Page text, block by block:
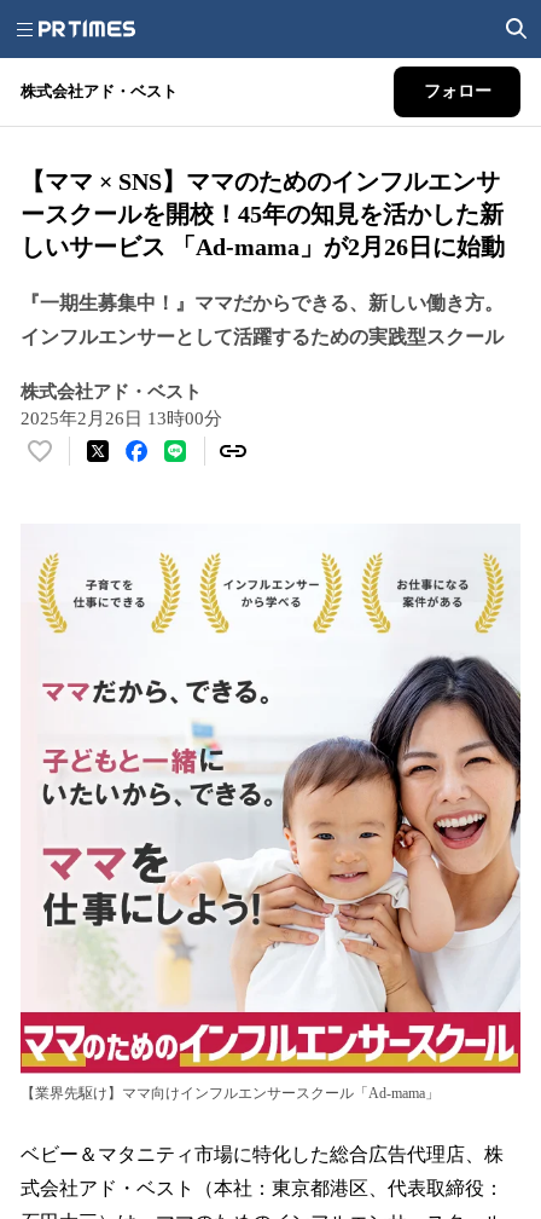
株式会社アド・ベスト フォロー
【ママ × SNS】ママのためのインフルエンサ
ースクールを開校！45年の知見を活かした新
しいサービス 「Ad-mama」が2月26日に始動
『一期生募集中！』ママだからできる、新しい働き方。
インフルエンサーとして活躍するための実践型スクール
株式会社アド・ベスト
2025年2月26日 13時00分
い
数
を
読
み
み
す
【業界先駆け】ママ向けインフルエンサースクール「Ad-mama」
ベビー＆マタニティ市場に特化した総合広告代理店、株
式会社アド・ベスト（本社：東京都港区、代表取締役：